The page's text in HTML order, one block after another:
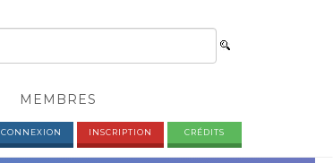
MEMBRES
CONNEXION INSCRIPTION CRÉDITS